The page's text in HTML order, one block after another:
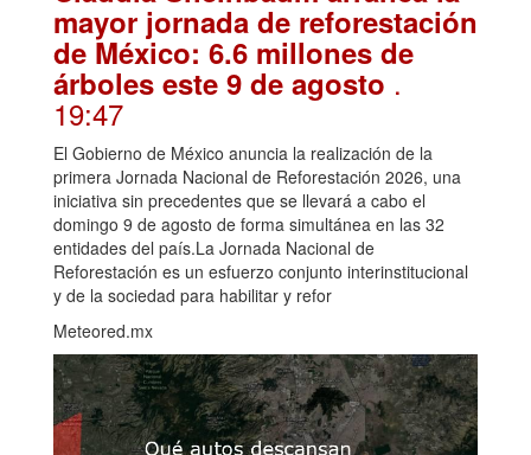
mayor jornada de reforestación
de México: 6.6 millones de
árboles este 9 de agosto .
19:47
El Gobierno de México anuncia la realización de la
primera Jornada Nacional de Reforestación 2026, una
iniciativa sin precedentes que se llevará a cabo el
domingo 9 de agosto de forma simultánea en las 32
entidades del país.La Jornada Nacional de
Reforestación es un esfuerzo conjunto interinstitucional
y de la sociedad para habilitar y refor
Meteored.mx